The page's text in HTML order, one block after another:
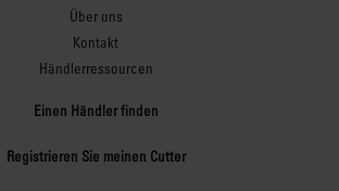
Über uns
Kontakt
Händlerressourcen
Einen Händler finden
Registrieren Sie meinen Cutter